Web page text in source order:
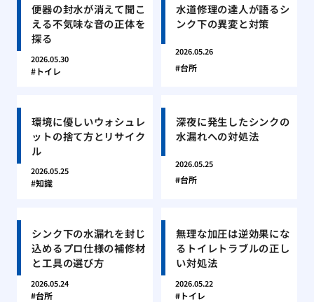
便器の封水が消えて聞こ
える不気味な音の正体を
探る
2026.05.30
トイレ
水道修理の達人が語るシ
ンク下の異変と対策
2026.05.26
台所
環境に優しいウォシュレ
ットの捨て方とリサイク
ル
2026.05.25
知識
深夜に発生したシンクの
水漏れへの対処法
2026.05.25
台所
シンク下の水漏れを封じ
込めるプロ仕様の補修材
と工具の選び方
2026.05.24
台所
無理な加圧は逆効果にな
るトイレトラブルの正し
い対処法
2026.05.22
トイレ